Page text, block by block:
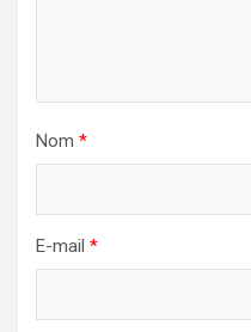
Nom *
E-mail *